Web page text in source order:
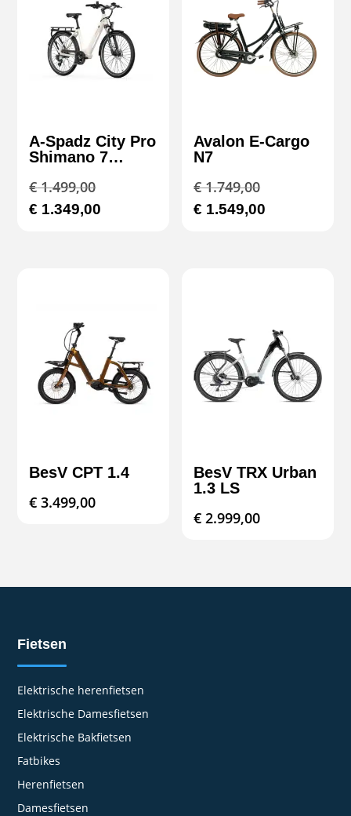
A-Spadz City Pro
Shimano 7
Hydraulische
Remmen
€1.499,00Oorspronkelijke
prijs
€ 1.349,00
Avalon E-Cargo
N7
€1.749,00
prijs
€ 1.549,00
BesV CPT 1.4
€ 3.499,00
BesV TRX Urban
1.3 LS
€ 2.999,00
Fietsen
Elektrische herenfietsen
Elektrische Damesfietsen
Elektrische Bakfietsen
Fatbikes
Herenfietsen
Damesfietsen